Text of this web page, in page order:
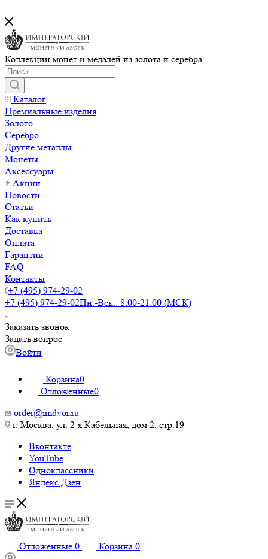
Коллекции монет и медалей из золота и серебра
Каталог
Премиальные изделия
Золото
Серебро
Другие металлы
Монеты
Аксессуары
Акции
Новости
Статьи
Как купить
Доставка
Оплата
Гарантии
FAQ
Контакты
+7 (495) 974-29-02
+7 (495) 974-29-02Пн.-Вск.: 8:00-21:00 (МСК)
Заказать звонок
Задать вопрос
Войти
Корзина0
Отложенные0
order@imdvor.ru
г. Москва, ул. 2-я Кабельная, дом 2, стр.19
Вконтакте
YouTube
Одноклассники
Яндекс.Дзен
Отложенные 0 Корзина 0